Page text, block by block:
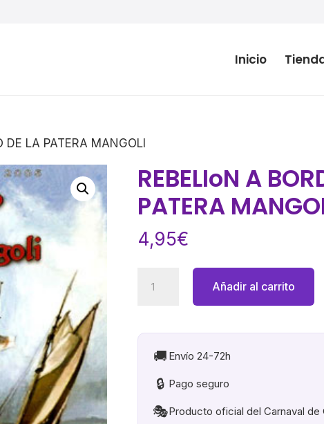
Inicio
DE LA PATERA MANGOLI
REBELIoN A
PATERA
4,95€
DE
MANGOLI
cantidad
Añadir al carrito
🚚 Envío 24-72h
🔒 Pago seguro
🎭Producto oficial del Carnaval de